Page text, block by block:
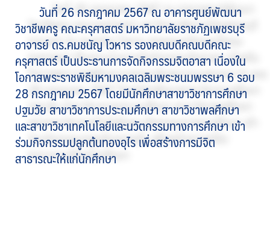
วันที่ 26 กรกฎาคม 2567 ณ อาคารศูนย์พัฒนา
วิชาชีพครู คณะครุศาสตร์ มหาวิทยาลัยราชภัฏเพชรบุรี
อาจารย์ ดร.คมชนัญ โวหาร รองคณบดีคณบดีคณะ
ครุศาสตร์ เป็นประธานการจัดกิจกรรมจิตอาสา เนื่องใน
โอกาสพระราชพิธีมหามงคลเฉลิมพระชนมพรรษา 6 รอบ
28 กรกฎาคม 2567 โดยมีนักศึกษาสาขาวิชาการศึกษา
ปฐมวัย สาขาวิชาการประถมศึกษา สาขาวิชาพลศึกษา
และสาขาวิชาเทคโนโลยีและนวัตกรรมทางการศึกษา เข้า
ร่วมกิจกรรมปลูกต้นทองอุไร เพื่อสร้างการมีจิต
สาธารณะให้แก่นักศึกษา